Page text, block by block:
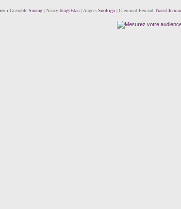
:Grenoble Snotag| Nancy blogOstan| Angers SnoIrigo| Clermont Ferrand